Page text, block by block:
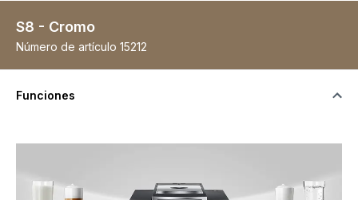
S8 - Cromo
Número de artículo 15212
Funciones